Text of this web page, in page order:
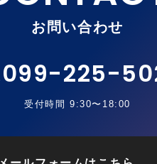
お問い合わせ
099-225-
受付時間 9:30〜18:00